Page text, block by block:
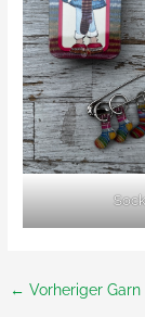
← Vorheriger Garn